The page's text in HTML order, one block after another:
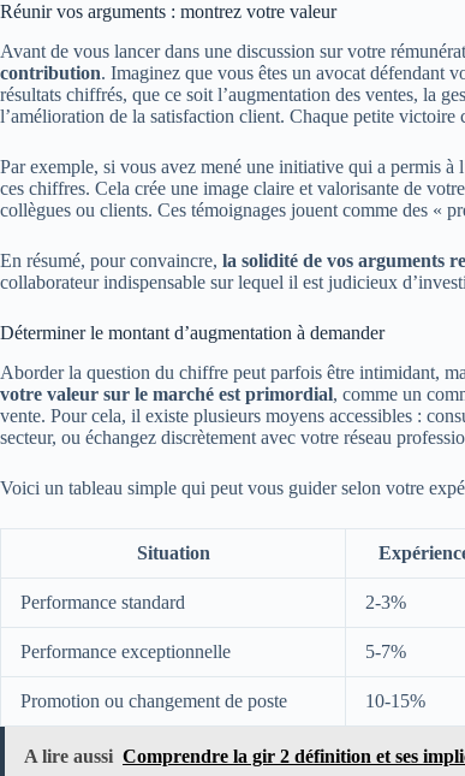
Réunir vos arguments : montrez votre valeur
Avant de vous lancer dans une discussion sur votre
contribution. Imaginez que vous êtes un avocat défendant
résultats chiffrés, que ce soit l’augmentation des ventes, la
l’amélioration de la satisfaction client. Chaque petite victoire
Par exemple, si vous avez mené une initiative qui a permis à
ces chiffres. Cela crée une image claire et valorisante de
collègues ou clients. Ces témoignages jouent comme des «
En résumé, pour convaincre, la solidité de vos arguments
collaborateur indispensable sur lequel il est judicieux
Déterminer le montant d’augmentation à demander
Aborder la question du chiffre peut parfois être intimidant,
votre valeur sur le marché est primordial, comme un
vente. Pour cela, il existe plusieurs moyens accessibles :
secteur, ou échangez discrètement avec votre réseau
Voici un tableau simple qui peut vous guider selon votre
Situation
Performance standard 2-3%
Performance exceptionnelle 5-7%
Promotion ou changement de poste 10-15%
A lire aussi Comprendre la gir 2 définition et ses